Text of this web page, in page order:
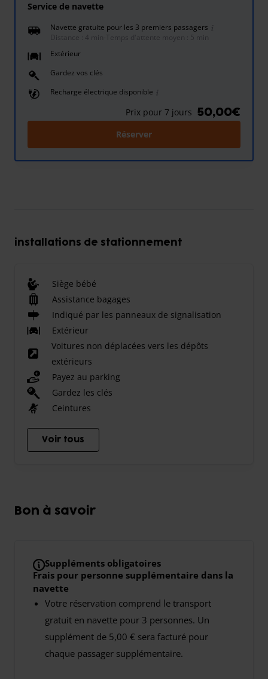
Service de navette
Navette gratuite pour les 3 premiers passagers
Distance : 4 min
Temps d'attente moyen : 5 min
Extérieur
Gardez vos clés
Recharge électrique disponible
Prix pour 7 jours 50,00€
Réserver
installations de stationnement
Siège bébé
Assistance bagages
Indiqué par les panneaux de signalisation
Extérieur
Voitures non déplacées vers les dépôts
extérieurs
Payez au parking
Gardez les clés
Ceintures
Voir tous
Bon à savoir
Suppléments obligatoires
Frais pour personne supplémentaire dans la
navette
Votre réservation comprend le transport
gratuit en navette pour 3 personnes. Un
supplément de 5,00 € sera facturé pour
chaque passager supplémentaire.